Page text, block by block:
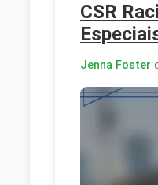
CSR
Jenna Foster